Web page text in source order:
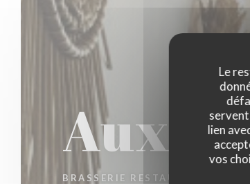
Le
lien
vos
Aux
BRASSERIE RESTAURANT